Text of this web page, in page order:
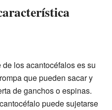
los acantocéfalos es su
que pueden sacar y
de ganchos o espinas.
puede sujetarse